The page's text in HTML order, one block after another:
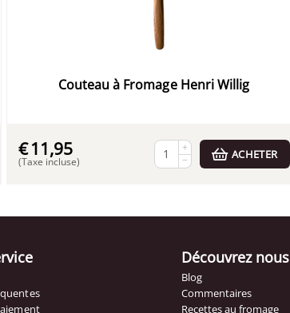
Couteau à Fromage Henri Willig
€11,95
(Taxe incluse)
+
−
ACHETER
Découvrez nous
Blog
Commentaires
Recettes au fromage